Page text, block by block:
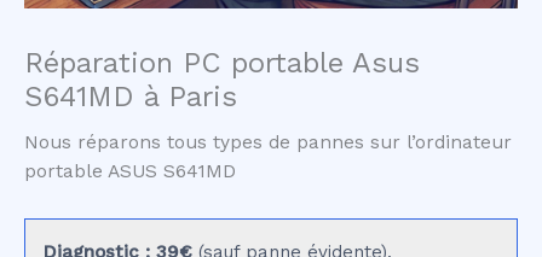
Réparation PC portable Asus
S641MD à Paris
Nous réparons tous types de pannes sur l’ordinateur
portable ASUS S641MD
Diagnostic : 39€ (sauf panne évidente).